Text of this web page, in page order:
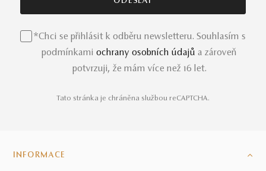
*Chci se přihlásit k odběru newsletteru. Souhlasím s
podmínkami ochrany osobních údajů a zároveň
potvrzuji, že mám více než 16 let.
Tato stránka je chráněna službou reCAPTCHA.
INFORMACE